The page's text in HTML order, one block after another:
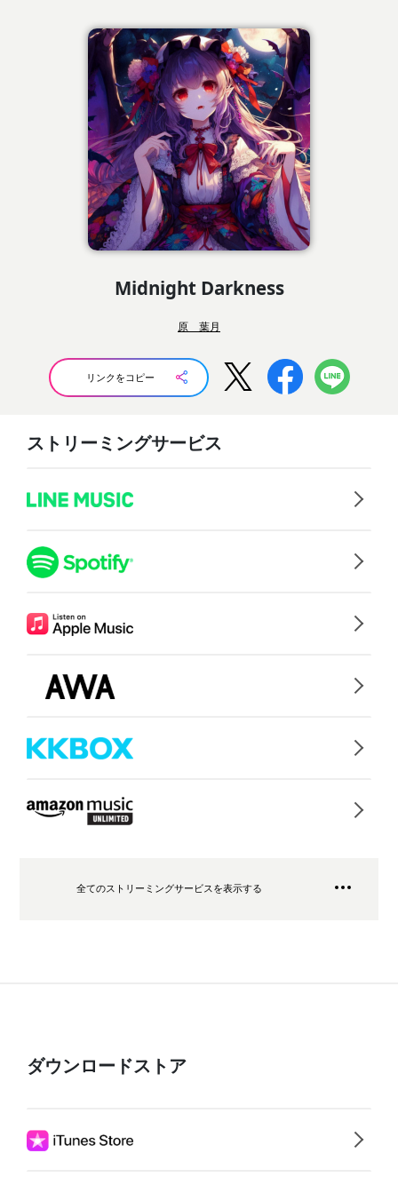
Midnight Darkness
原 葉月
リンクをコピー
ストリーミングサービス
全てのストリーミングサービスを表示する
ダウンロードストア